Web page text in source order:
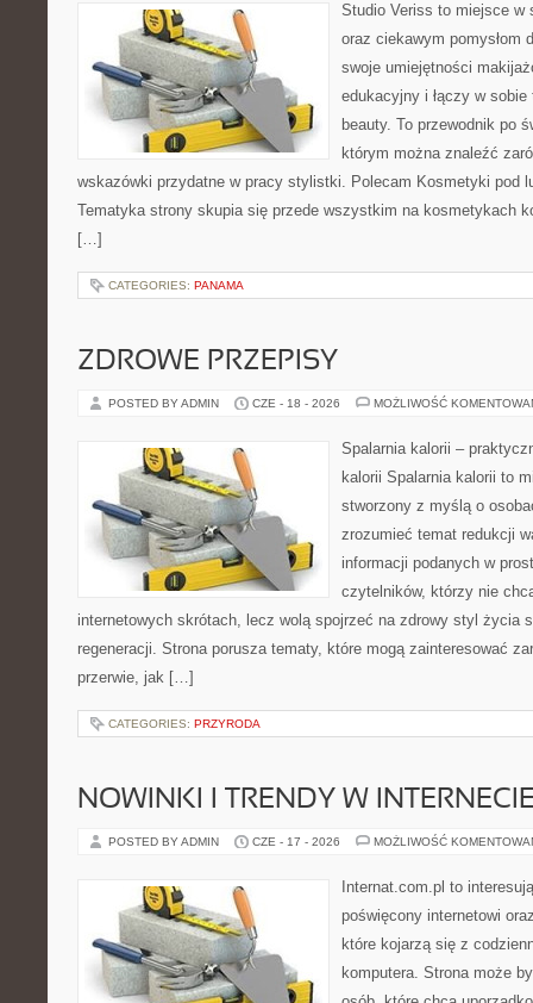
Studio Veriss to miejsce w
oraz ciekawym pomysłom
swoje umiejętności
edukacyjny i łączy w
beauty. To przewodnik po
którym można znaleźć
wskazówki przydatne w pracy stylistki. Polecam Kosmetyki pod
Tematyka strony skupia się przede wszystkim na kosmetykach
[…]
CATEGORIES: PANAMA
ZDROWE PRZEPISY
POSTED BY ADMIN CZE - 18 - 2026 MOŻLIWOŚĆ
Spalarnia kalorii –
kalorii Spalarnia kalorii to
stworzony z myślą o
zrozumieć temat redukcji
informacji podanych w
czytelników, którzy nie
internetowych skrótach, lecz wolą spojrzeć na zdrowy styl życia
regeneracji. Strona porusza tematy, które mogą zainteresować
przerwie, jak […]
CATEGORIES: PRZYRODA
NOWINKI I TRENDY W
POSTED BY ADMIN CZE - 17 - 2026 MOŻLIWOŚĆ
Internat.com.pl to
poświęcony internetowi
które kojarzą się z
komputera. Strona może